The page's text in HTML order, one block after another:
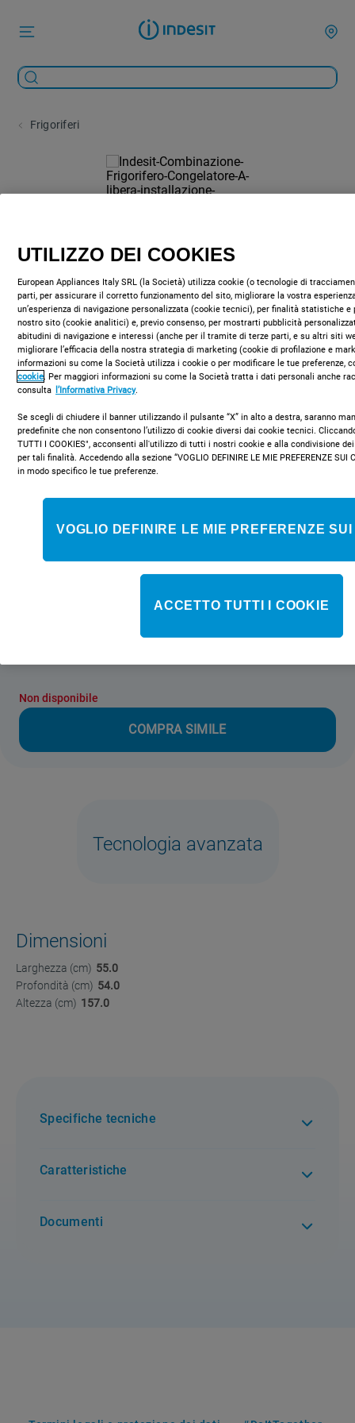
Frigoriferi
NCAA 55
installazione Indesit: colore bianco. Ripiani in vetro, robusti ed
eleganti al tempo stesso. Comodo porta-bottiglie per conservare le
Non disponibile
COMPRA SIMILE
Tecnologia avanzata
Dimensioni
Larghezza (cm) 55.0
Profondità (cm) 54.0
Altezza (cm) 157.0
Specifiche tecniche
Caratteristiche
Documenti
UTILIZZO DEI COOKIES
European Appliances Italy SRL (la Società) utilizza cookie (o tecnologie di
parti, per assicurare il corretto funzionamento del sito, migliorare la vostra
un’esperienza di navigazione personalizzata (cookie tecnici), per finalità statistiche e
nostro sito (cookie analitici) e, previo consenso, per mostrarti pubblicità
abitudini di navigazione e interessi (anche per il tramite di terze parti, e su altri siti
migliorare l’efficacia della nostra strategia di marketing (cookie di profilazione e
informazioni su come la Società utilizza i cookie o per modificare le tue preferenze,
cookie. Per maggiori informazioni su come la Società tratta i dati personali anche
consulta l’Informativa Privacy.
Se scegli di chiudere il banner utilizzando il pulsante “X” in alto a destra, saranno
predefinite che non consentono l’utilizzo di cookie diversi dai cookie tecnici.
TUTTI I COOKIES", acconsenti all'utilizzo di tutti i nostri cookie e alla condivisione
per tali finalità. Accedendo alla sezione “VOGLIO DEFINIRE LE MIE PREFERENZE SUI
in modo specifico le tue preferenze.
VOGLIO DEFINIRE LE MIE PREFERENZE
ACCETTO TUTTI I COOKIE